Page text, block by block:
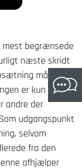
mest begrænsede
næste skridt
må
er kun
andre der
udgangspunkt
selvom
fra den
afhjælper